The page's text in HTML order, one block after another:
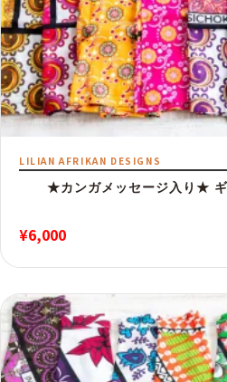
LILIAN AFRIKAN DESIGNS
★カンガメッセージ入り★ ギ
¥6,000